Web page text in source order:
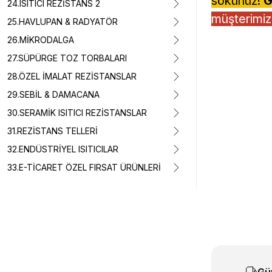
24.ISITICI REZİSTANS 2
25.HAVLUPAN & RADYATÖR
26.MİKRODALGA
27.SÜPÜRGE TOZ TORBALARI
28.ÖZEL İMALAT REZİSTANSLAR
29.SEBİL & DAMACANA
30.SERAMİK ISITICI REZİSTANSLAR
31.REZİSTANS TELLERİ
32.ENDÜSTRİYEL ISITICILAR
33.E-TİCARET ÖZEL FIRSAT ÜRÜNLERİ